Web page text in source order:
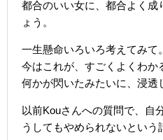
都合のいい女に、都合よく成
ょう。
一生懸命いろいろ考えてみて。
今はこれが、すごくよくわか
何かが閃いたみたいに、浸透
以前Kouさんへの質問で、自
うしてもやめられないという